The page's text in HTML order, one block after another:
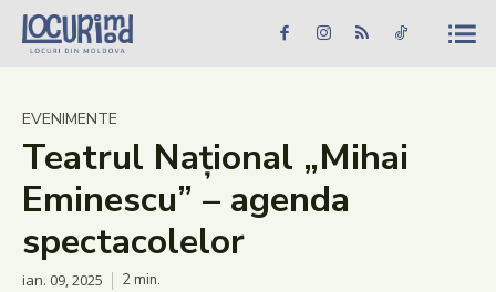
Caută în site... Căutare
Știri
Evenimente
Dezvoltare rurală
Turism
EVENIMENTE
Teatrul Național „Mihai
Eminescu” – agenda
spectacolelor
ian. 09, 2025 2min.